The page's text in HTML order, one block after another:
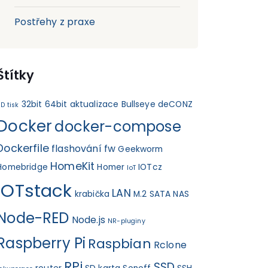
Postřehy z praxe
tisk 32bit 64bit aktualizace Bullseye deCONZ
docker-compose
flashování fw Geekworm
HomeKit Homer IoT IOTcz
krabička LAN M.2 SATA NAS
RED Node.js NR-pluginy
Pi Raspbian Rclone